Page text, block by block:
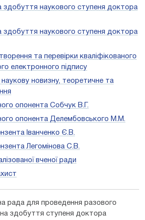
здобуття наукового ступеня доктора
здобуття наукового ступеня доктора
та перевірки кваліфікованого
електронного підпису
новизну, теоретичне та
опонента Собчук В.Г.
опонента Делембовського М.М.
Іванченко Є.В.
Легомінова С.В.
вченої ради
рада для проведення разового
на здобуття ступеня доктора